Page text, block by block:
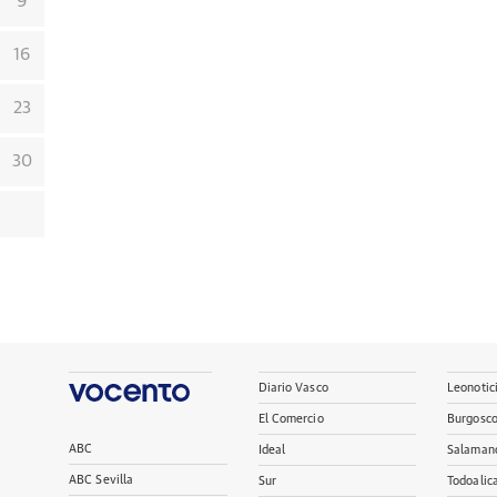
16
23
30
ABC
ABC Sevilla
Diario Vasco
El Comercio
Ideal
Sur